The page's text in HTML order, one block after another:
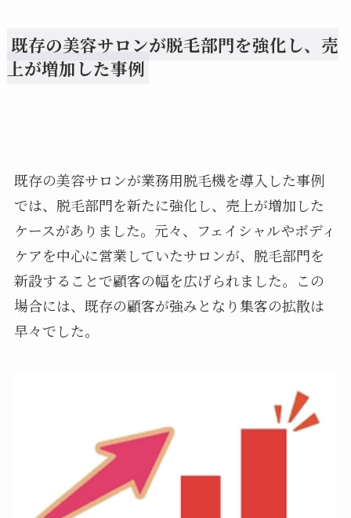
既存の美容サロンが脱毛部門を強化し、売
上が増加した事例
既存の美容サロンが業務用脱毛機を導入した事例
では、脱毛部門を新たに強化し、売上が増加した
ケースがありました。元々、フェイシャルやボディ
ケアを中心に営業していたサロンが、脱毛部門を
新設することで顧客の幅を広げられました。この
場合には、既存の顧客が強みとなり集客の拡散は
早々でした。